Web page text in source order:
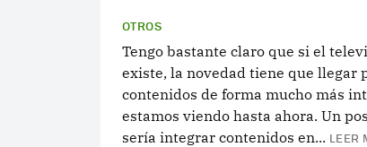
OTROS
Tengo bastante claro que si el
existe, la novedad tiene que llegar
contenidos de forma mucho más
estamos viendo hasta ahora. Un
sería integrar contenidos en... LEER